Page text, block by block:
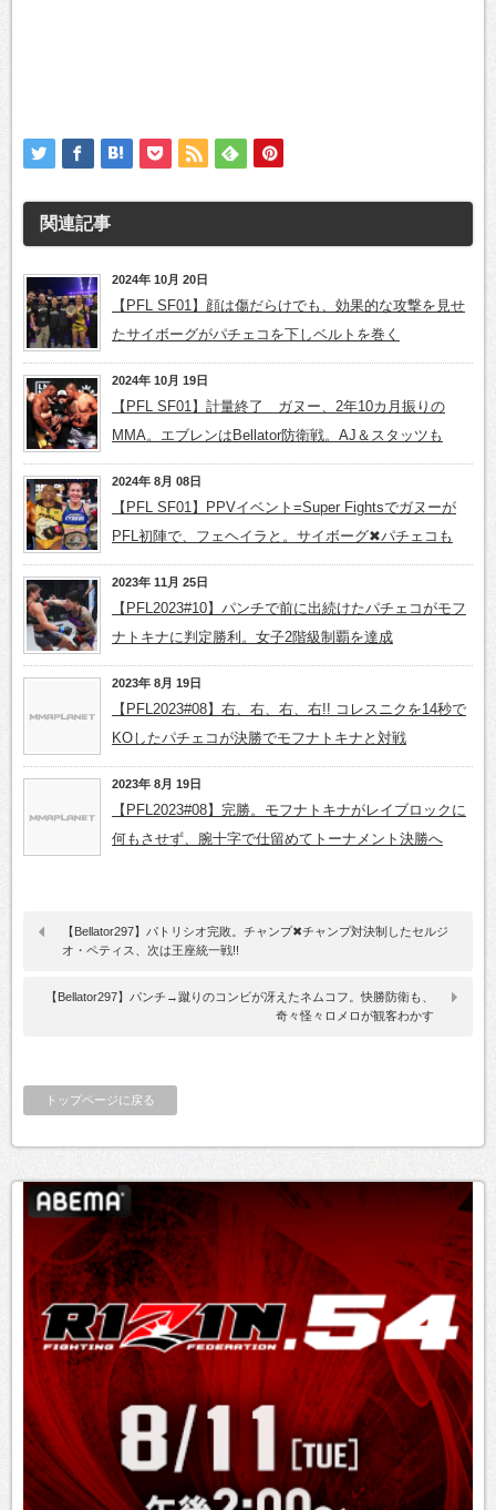
関連記事
2024年 10月 20日
【PFL SF01】顔は傷だらけでも、効果的な攻撃を見せ
たサイボーグがパチェコを下しベルトを巻く
2024年 10月 19日
【PFL SF01】計量終了 ガヌー、2年10カ月振りの
MMA。エブレンはBellator防衛戦。AJ＆スタッツも
2024年 8月 08日
【PFL SF01】PPVイベント=Super Fightsでガヌーが
PFL初陣で、フェヘイラと。サイボーグ✖パチェコも
2023年 11月 25日
【PFL2023#10】パンチで前に出続けたパチェコがモフ
ナトキナに判定勝利。女子2階級制覇を達成
2023年 8月 19日
【PFL2023#08】右、右、右、右!! コレスニクを14秒で
KOしたパチェコが決勝でモフナトキナと対戦
2023年 8月 19日
【PFL2023#08】完勝。モフナトキナがレイブロックに
何もさせず、腕十字で仕留めてトーナメント決勝へ
【Bellator297】パトリシオ完敗。チャンプ✖チャンプ対決制したセルジ
オ・ペティス、次は王座統一戦!!
【Bellator297】パンチ→蹴りのコンビが冴えたネムコフ。快勝防衛も、
奇々怪々ロメロが観客わかす
トップページに戻る